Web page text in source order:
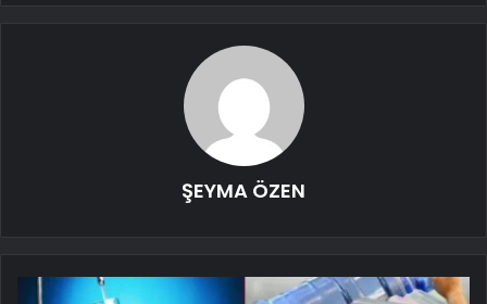
ŞEYMA ÖZEN